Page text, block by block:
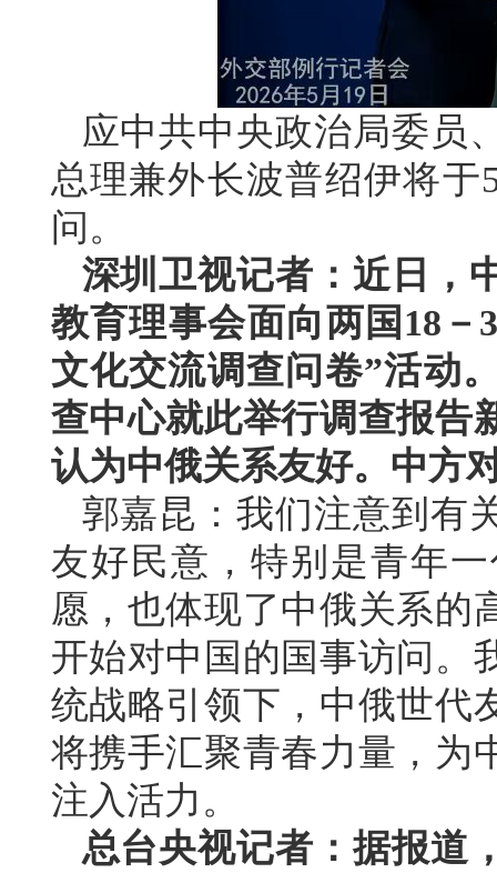
应中共中央政治局委员
总理兼外长波普绍伊将于
问。
深圳卫视记者：近日，
教育理事会面向两国18
文化交流调查问卷”活动
查中心就此举行调查报告
认为中俄关系友好。中方
郭嘉昆：我们注意到有
友好民意，特别是青年
愿，也体现了中俄关系的
开始对中国的国事访问。
统战略引领下，中俄世代
将携手汇聚青春力量，为
注入活力。
总台央视记者：据报道